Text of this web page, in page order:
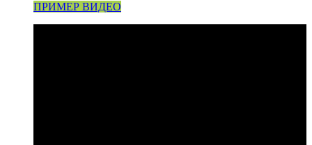
ПРИМЕР ВИДЕО